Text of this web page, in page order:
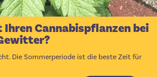
Ihren Cannabispflanzen bei
Die Sommerperiode ist die beste Zeit für